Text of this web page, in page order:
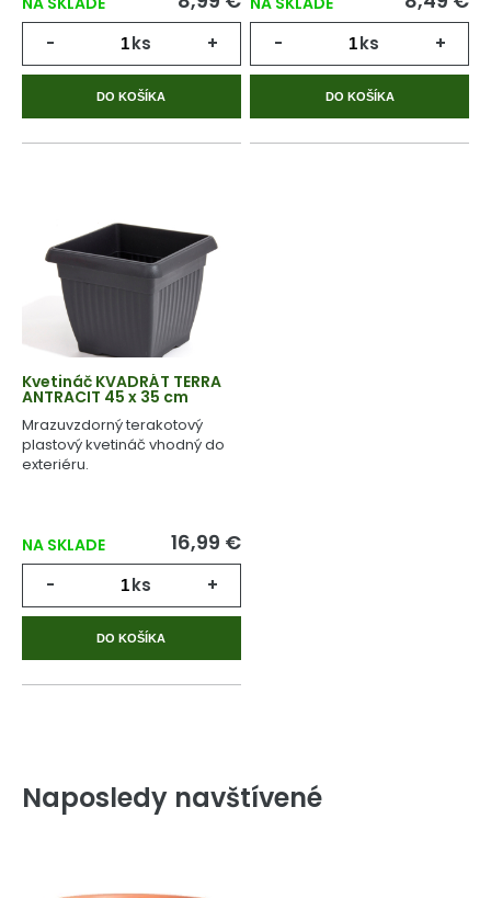
- ks +
DO KOŠÍKA
- ks +
DO KOŠÍKA
Kvetináč KVADRÁT TERRA
ANTRACIT 45 x 35 cm
Mrazuvzdorný terakotový
plastový kvetináč vhodný do
exteriéru.
NA SKLADE 16,99 €
- ks +
DO KOŠÍKA
Naposledy navštívené